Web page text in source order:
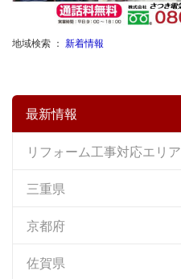
地域検索 ： 新着情報
最新情報
リフォーム工事対応エリア
三重県
京都府
佐賀県